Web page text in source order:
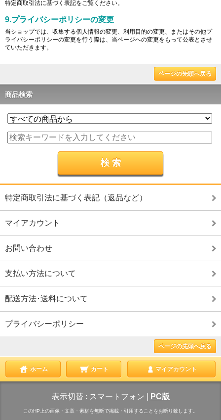
特定商取引法に基づく表記をご覧ください。
9.プライバシーポリシーの変更
当ショップでは、収集する個人情報の変更、利用目的の変更、またはその他プ
ライバシーポリシーの変更を行う際は、当ページへの変更をもって公表とさせ
ていただきます。
ページの先頭へ戻る
商品検索
特定商取引法に基づく表記（返品など）
マイアカウント
お問い合わせ
支払い方法について
配送方法･送料について
プライバシーポリシー
ページの先頭へ戻る
ホーム カート マイアカウント
表示切替 : スマートフォン PC版
このHP上の画像・文章・素材を無断で掲載・引用することをお断り致します。